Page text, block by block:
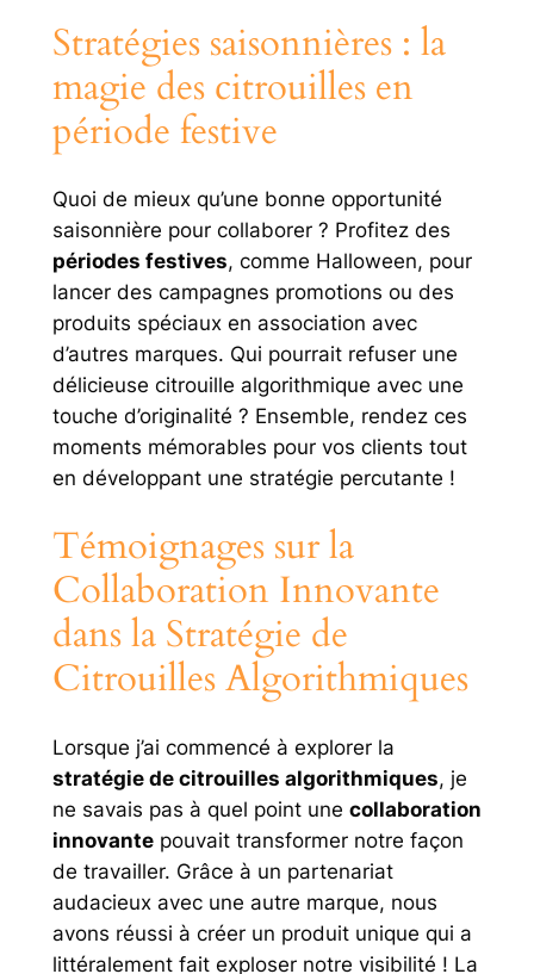
Stratégies saisonnières : la
magie des citrouilles en
période festive
Quoi de mieux qu’une bonne opportunité
saisonnière pour collaborer ? Profitez des
périodes festives, comme Halloween, pour
lancer des campagnes promotions ou des
produits spéciaux en association avec
d’autres marques. Qui pourrait refuser une
délicieuse citrouille algorithmique avec une
touche d’originalité ? Ensemble, rendez ces
moments mémorables pour vos clients tout
en développant une stratégie percutante !
Témoignages sur la
Collaboration Innovante
dans la Stratégie de
Citrouilles Algorithmiques
Lorsque j’ai commencé à explorer la
stratégie de citrouilles algorithmiques, je
ne savais pas à quel point une collaboration
innovantepouvait transformer notre façon
de travailler. Grâce à un partenariat
audacieux avec une autre marque, nous
avons réussi à créer un produit unique qui a
littéralement fait exploser notre visibilité ! La